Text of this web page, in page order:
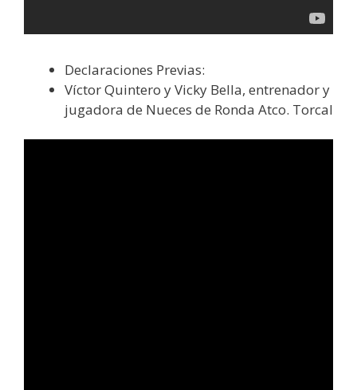
Declaraciones Previas:
Víctor Quintero y Vicky Bella, entrenador y
jugadora de Nueces de Ronda Atco. Torcal